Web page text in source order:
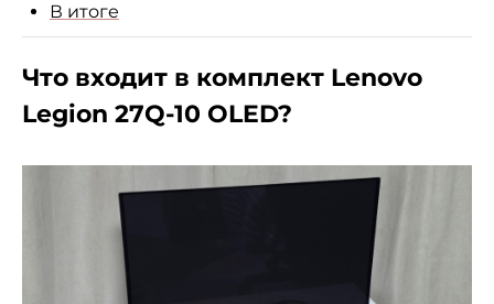
В итоге
Что входит в комплект Lenovo
Legion 27Q-10 OLED?